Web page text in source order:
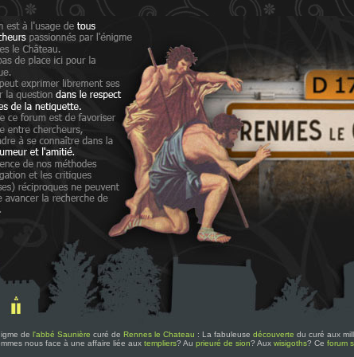
de l'abbé Saunière curé de Rennes le Chateau : La fabuleuse découverte du curé aux
nous face à une affaire liée aux templiers? Au prieuré de sion? Aux wisigoths? Ce forum